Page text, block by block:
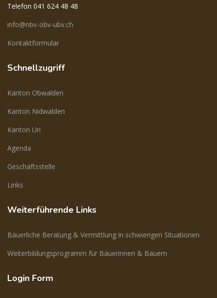
Telefon 041 624 48 48
info@nbv-obv-ubv.ch
Kontaktformular
Schnellzugriff
Kanton Obwalden
Kanton Nidwalden
Kanton Uri
Agenda
Geschäftsstelle
Links
Weiterführende Links
Bäuerliche Beratung & Vermittlung in schwierigen Situationen
Weiterbildungsprogramm für Bäuerinnen & Bauern
Login Form